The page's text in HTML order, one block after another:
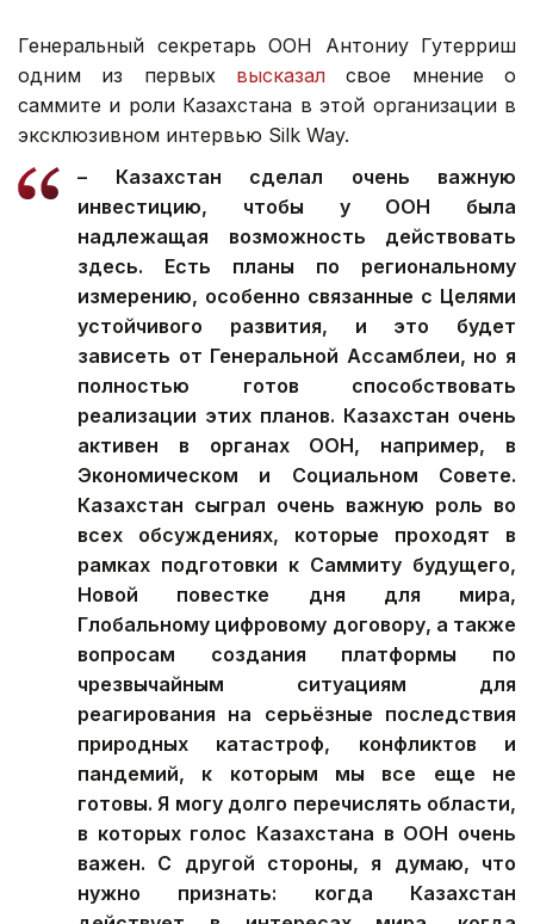
Генеральный секретарь ООН Антониу Гутерриш
одним из первых высказал свое мнение о
саммите и роли Казахстана в этой организации в
эксклюзивном интервью Silk Way.
– Казахстан сделал очень важную
инвестицию, чтобы у ООН была
надлежащая возможность действовать
здесь. Есть планы по региональному
измерению, особенно связанные с Целями
устойчивого развития, и это будет
зависеть от Генеральной Ассамблеи, но я
полностью готов способствовать
реализации этих планов. Казахстан очень
активен в органах ООН, например, в
Экономическом и Социальном Совете.
Казахстан сыграл очень важную роль во
всех обсуждениях, которые проходят в
рамках подготовки к Саммиту будущего,
Новой повестке дня для мира,
Глобальному цифровому договору, а также
вопросам создания платформы по
чрезвычайным ситуациям для
реагирования на серьёзные последствия
природных катастроф, конфликтов и
пандемий, к которым мы все еще не
готовы. Я могу долго перечислять области,
в которых голос Казахстана в ООН очень
важен. С другой стороны, я думаю, что
нужно признать: когда Казахстан